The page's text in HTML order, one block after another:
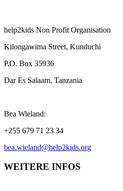
help2kids Non Profit Organisation
Kilongawima Street, Kunduchi
P.O. Box 35936
Dar Es Salaam, Tanzania
Bea Wieland:
+255 679 71 23 34
bea.wieland@help2kids.org
WEITERE INFOS